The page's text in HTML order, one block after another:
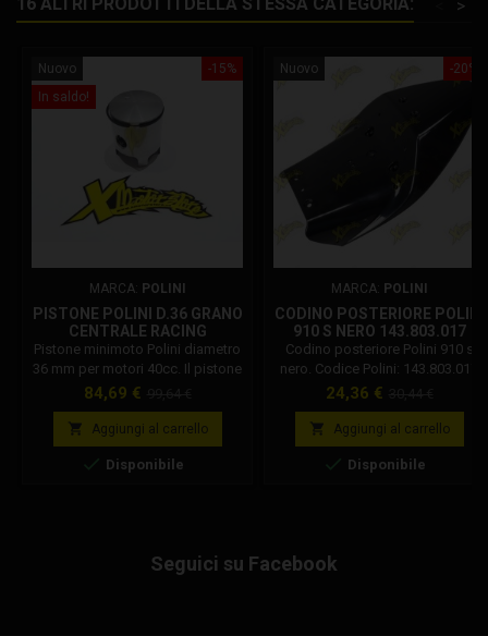
>
-15%
Nuovo
In saldo!
MARCA: POLINI
PISTONE POLINI D.36 GRANO
CENTRALE RACING
143.020.007
Pistone minimoto Polini diametro
36 mm per motori 40cc. Il pistone
minimoto Polini versione racing
posizione dello spinotto di fermo
segmento. Codice
Polini: 143.020.007 ATTENZIONE:
Prezzo
84,69 €
base
 Aggiungi al carrello
 Disponibile
-20%
Nuovo
MARCA: POLINI
CODINO POSTERIORE POLINI
910 S NERO 143.803.017
Codino posteriore Polini 910 s
nero. Codice Polini: 143.803.017
Carena posteriore per minimoto
colorazione nera. Carena in
materiale plastico nero.
Prezzo
24,36 €
base
 Aggiungi al carrello
 Disponibile
Seguici su Facebook